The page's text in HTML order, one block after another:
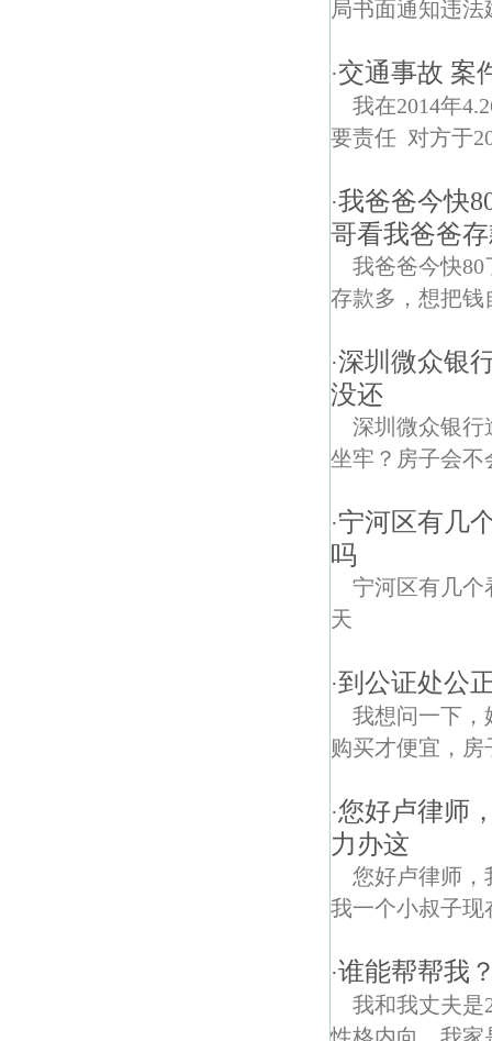
局书面通知违
·交通事故 案
我在2014年
要责任 对方于
·我爸爸今快
哥看我爸爸
我爸爸今快
存款多，想把钱
·深圳微众银
没还
深圳微众银行
坐牢？房子会不
·宁河区有几
吗
宁河区有几个
天
·到公证处公
我想问一下，
购买才便宜，
·您好卢律师
力办这
您好卢律师，
我一个小叔子现
·谁能帮帮我
我和我丈夫是